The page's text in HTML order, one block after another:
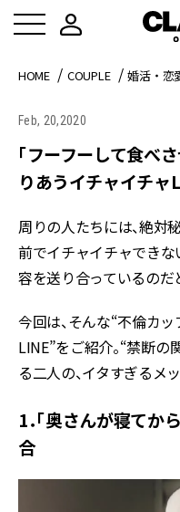
HOME COUPLE 婚活・恋
Feb, 20,2020
「フーフーして食べ
りあうイチャイチャ
周りの人たちには、絶対
前でイチャイチャできな
容を送り合っているのだ
今回は、そんな“不倫カ
LINE”をご紹介。“禁断
る二人の、イタすぎるメ
1．「奥さんが寝て
合